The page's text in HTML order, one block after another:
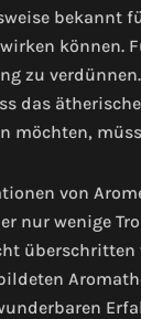
bekannt
können.
zu
das
möchten,
von
nur wenige